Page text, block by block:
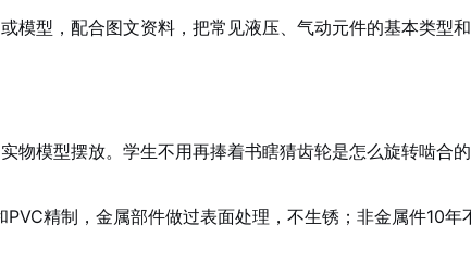
型，配合图文资料，把常见液压、气动元件的基本类型
模型摆放。学生不用再捧着书瞎猜齿轮是怎么旋转啮合
精制，金属部件做过表面处理，不生锈；非金属件10年